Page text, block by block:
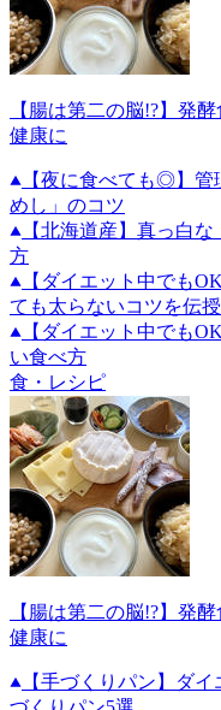
【腸は第二の脳!?】発
健康に
【夜に食べても◎】
めし」のコツ
【北海道産】真っ白
方
【ダイエット中でも
ても太らないコツを伝授
【ダイエット中でも
い食べ方
食・レシピ
【腸は第二の脳!?】発
健康に
【手づくりパン】ダ